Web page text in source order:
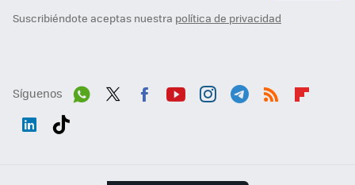
Suscribiéndote aceptas nuestra política de privacidad
Síguenos